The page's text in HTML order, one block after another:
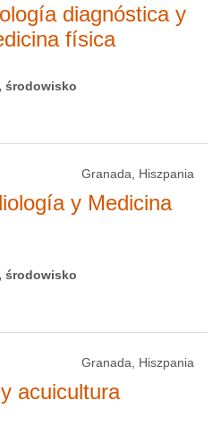
diagnóstica y
física
środowisko
Granada, Hiszpania
y Medicina
środowisko
Granada, Hiszpania
acuicultura